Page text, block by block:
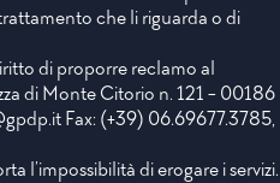
che li riguarda o di
di proporre reclamo al
di Monte Citorio n. 121 - 00186
Fax: (+39) 06.69677.3785,
l’impossibilità di erogare i servizi.